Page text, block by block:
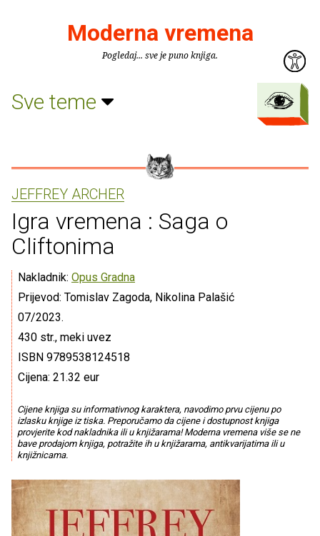
Moderna vremena
Pogledaj... sve je puno knjiga.
Sve teme
JEFFREY ARCHER
Igra vremena : Saga o
Cliftonima
Nakladnik: Opus Gradna
Prijevod: Tomislav Zagoda, Nikolina Palašić
07/2023.
430 str., meki uvez
ISBN 9789538124518
Cijena: 21.32 eur
Cijene knjiga su informativnog karaktera, navodimo prvu cijenu po
izlasku knjige iz tiska. Preporučamo da cijene i dostupnost knjiga
provjerite kod nakladnika ili u knjižarama! Moderna vremena više se ne
bave prodajom knjiga, potražite ih u knjižarama, antikvarijatima ili u
knjižnicama.